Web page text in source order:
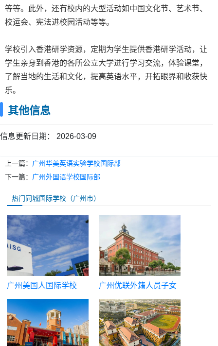
等等。此外，还有校内的大型活动如中国文化节、艺术节、
校运会、宪法进校园活动等等。
学校引入香港研学资源，定期为学生提供香港研学活动，让
学生亲身到香港的各所公立大学进行学习交流，体验课堂，
了解当地的生活和文化，提高英语水平，开拓眼界和收获快
乐。
其他信息
信息更新日期： 2026-03-09
上一篇： 广州华美英语实验学校国际部
下一篇： 广州外国语学校国际部
热门同城国际学校（广州市）
广州美国人国际学校
广州优联外籍人员子女
学校